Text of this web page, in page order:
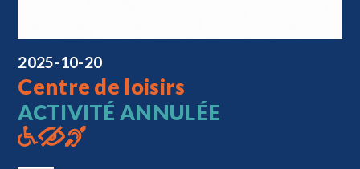
2025-10-20
Centre de loisirs
ACTIVITÉ ANNULÉE